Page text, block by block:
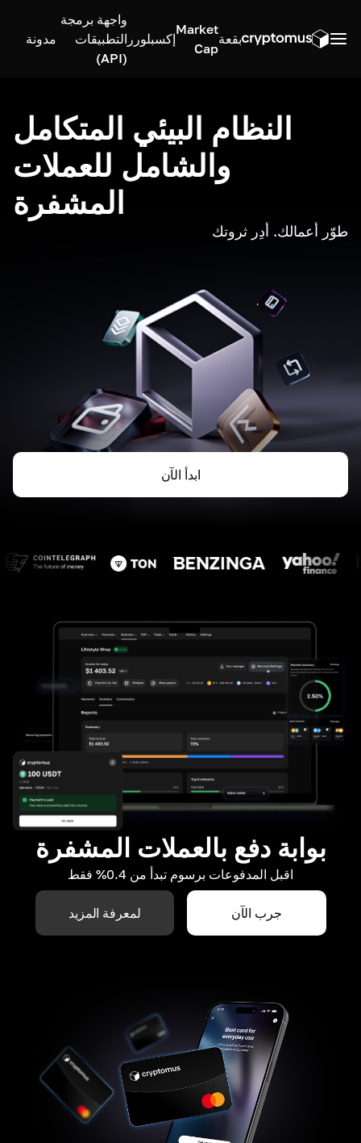
بقعة
Market
Cap
إكسبلورر
واجهة برمجة
التطبيقات
(API)
مدونة
النظام البيئي المتكامل
والشامل للعملات
المشفرة
طوّر أعمالك. أدِر ثروتك
ابدأ الآن
بوابة دفع بالعملات المشفرة
اقبل المدفوعات برسوم تبدأ من 0.4% فقط
جرب الآن لمعرفة المزيد